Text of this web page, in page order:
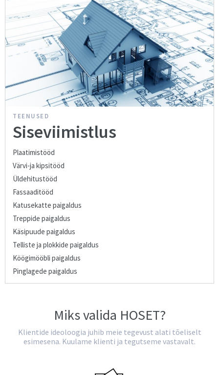
TEENUSED
Siseviimistlus
Plaatimistööd
Värvi-ja kipsitööd
Üldehitustööd
Fassaaditööd
Katusekatte paigaldus
Treppide paigaldus
Käsipuude paigaldus
Telliste ja plokkide paigaldus
Köögimööbli paigaldus
Pinglagede paigaldus
Miks valida HOSET?
Klientide ideoloogia juhib meie tegevust alati tõeliselt
esimesena. Kuulame klienti ja tegutseme vastavalt.